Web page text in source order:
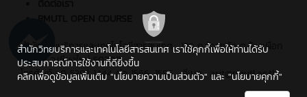
สำนักวิทยบริการและเทคโนโลยีสารสนเทศ : 128 ถ.ห้วยแก้ว ต.ช้างเผือก
อ.เมือง จ.เชียงใหม่ 50300
โทรศัพท์ : 0 5392 1444 ต่อ 1566, 1586 , อีเมล : arit@rmutl.ac.th
สำนักวิทยบริการและเทคโนโลยีสารสนเทศ เราใช้คุกกี้เพื่อให้ท่านได้รับ
ประสบการณ์การใช้งานที่ดียิ่งขึ้น
คลิกเพื่อดูข้อมูลเพิ่มเติม "นโยบายความเป็นส่วนตัว" และ "นโยบายคุกกี้"